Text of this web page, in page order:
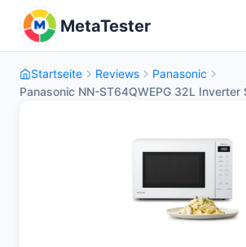
MetaTester
Startseite Reviews
Panasonic
Panasonic NN-ST64QWEPG 32L Inverter